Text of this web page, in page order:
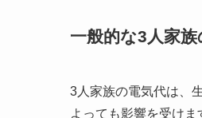
一般的な3人家
3人家族の電気代は、
よっても影響を受け